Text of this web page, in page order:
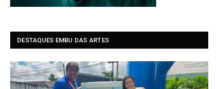
DESTAQUES EMBU DAS ARTES